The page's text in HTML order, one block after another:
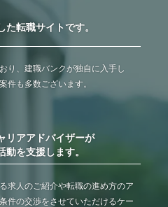
た転職サイトです。
り、建職バンクが独自に入手し
件も多数ございます。
リアアドバイザーが
動を支援します。
求人のご紹介や転職の進め方のア
件の交渉をさせていただけるケー